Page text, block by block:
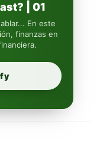
| 01
En este
finanzas en